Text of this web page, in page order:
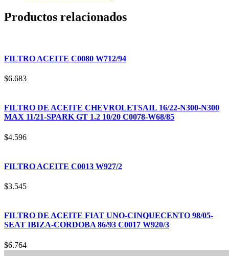
Productos relacionados
FILTRO ACEITE C0080 W712/94
$6.683
FILTRO DE ACEITE CHEVROLETSAIL 16/22-N300-N300
MAX 11/21-SPARK GT 1.2 10/20 C0078-W68/85
$4.596
FILTRO ACEITE C0013 W927/2
$3.545
FILTRO DE ACEITE FIAT UNO-CINQUECENTO 98/05-
SEAT IBIZA-CORDOBA 86/93 C0017 W920/3
$6.764